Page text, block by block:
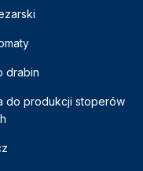
drabin
do produkcji stoperów